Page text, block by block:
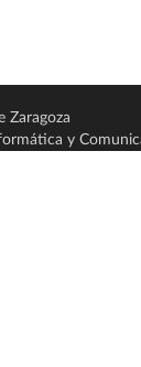
Zaragoza
y